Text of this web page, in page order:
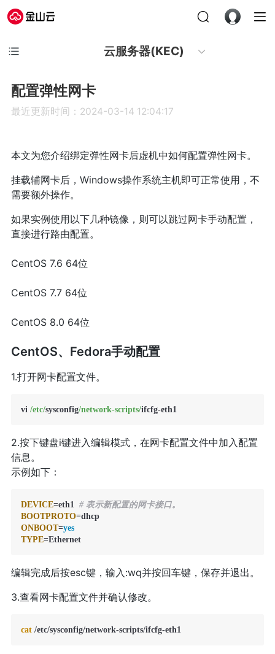
云服务器(KEC)
配置弹性网卡
最近更新时间：2024-03-14 12:04:17
本文为您介绍绑定弹性网卡后虚机中如何配置弹性网卡。
挂载辅网卡后，Windows操作系统主机即可正常使用，不
需要额外操作。
如果实例使用以下几种镜像，则可以跳过网卡手动配置，
直接进行路由配置。
CentOS 7.6 64位
CentOS 7.7 64位
CentOS 8.0 64位
CentOS、Fedora手动配置
1.打开网卡配置文件。
vi /etc/sysconfig/network-scripts/ifcfg-eth1
2.按下键盘i键进入编辑模式，在网卡配置文件中加入配置
信息。
示例如下：
DEVICE=eth1 # 表示新配置的网卡接口。
BOOTPROTO
=dhcp
ONBOOT=yes
TYPE=Ethernet
编辑完成后按esc键，输入:wq并按回车键，保存并退出。
3.查看网卡配置文件并确认修改。
cat /etc/sysconfig/network-scripts/ifcfg-eth1